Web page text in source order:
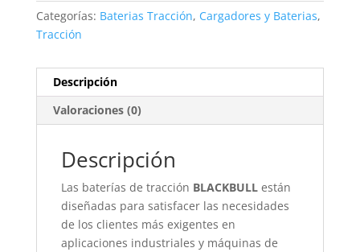
Categorías: Baterias Tracción, Cargadores y Baterias,
Tracción
Descripción
Valoraciones (0)
Descripción
Las baterías de tracción BLACKBULLestán
diseñadas para satisfacer las necesidades
de los clientes más exigentes en
aplicaciones industriales y máquinas de